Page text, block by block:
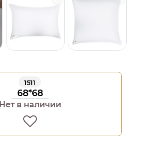
1511
68*68
Нет в наличии